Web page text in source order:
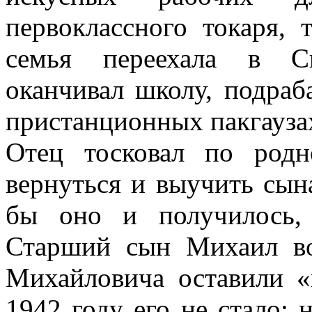
первоклассного
семья переехала в
оканчивал школу,
пристанционных
Отец тосковал по
вернуться и выучить
бы оно и
Старший сын Михаил
Михайловича